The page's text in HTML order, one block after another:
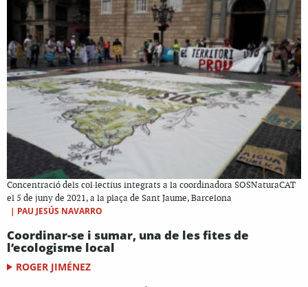
Concentració dels col·lectius integrats a la coordinadora SOSNaturaCAT
el 5 de juny de 2021, a la plaça de Sant Jaume, Barcelona
| PAU JESÚS NAVARRO
Coordinar-se i sumar, una de les fites de
l’ecologisme local
ROGER JIMÉNEZ